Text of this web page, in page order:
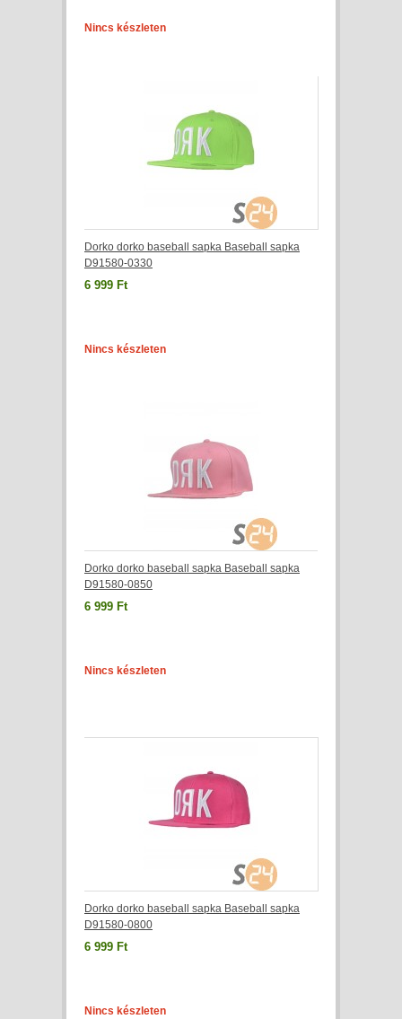
Nincs készleten
Dorko dorko baseball sapka Baseball sapka
D91580-0330
6 999 Ft
Nincs készleten
Dorko dorko baseball sapka Baseball sapka
D91580-0850
6 999 Ft
Nincs készleten
Dorko dorko baseball sapka Baseball sapka
D91580-0800
6 999 Ft
Nincs készleten